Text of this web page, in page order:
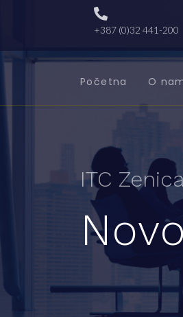
+387 (0)32 441-200
Početna O
ITC